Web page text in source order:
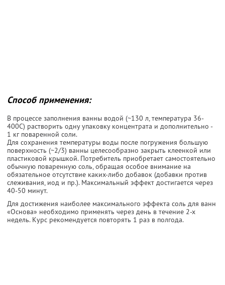
Способ применения:
В процессе заполнения ванны водой (~130 л, температура 36-
400С) растворить одну упаковку концентрата и дополнительно -
1 кг поваренной соли.
Для сохранения температуры воды после погружения большую
поверхность (~2/3) ванны целесообразно закрыть клеенкой или
пластиковой крышкой. Потребитель приобретает самостоятельно
обычную поваренную соль, обращая особое внимание на
обязательное отсутствие каких-либо добавок (добавки против
слеживания, иод и пр.). Максимальный эффект достигается через
40-50 минут.
Для достижения наиболее максимального эффекта соль для ванн
«Основа» необходимо применять через день в течение 2-х
недель. Курс рекомендуется повторять 1 раз в полгода.